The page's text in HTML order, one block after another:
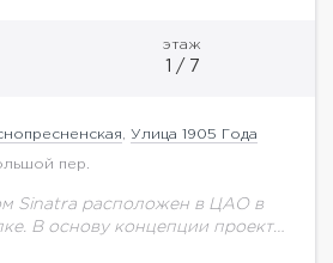
этаж
1 / 7
Улица 1905 Года
пер.
Sinatra расположен в ЦАО в
В основу концепции проекта